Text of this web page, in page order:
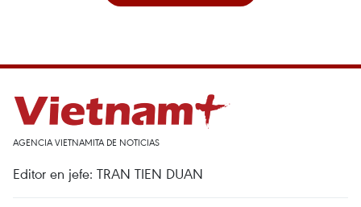
AGENCIA VIETNAMITA DE NOTICIAS
Editor en jefe: TRAN TIEN DUAN